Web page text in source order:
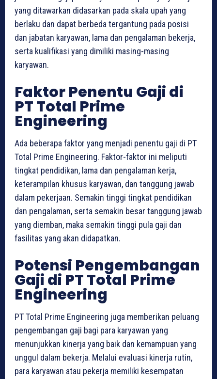
yang ditawarkan didasarkan pada skala upah yang
berlaku dan dapat berbeda tergantung pada posisi
dan jabatan karyawan, lama dan pengalaman bekerja,
serta kualifikasi yang dimiliki masing-masing
karyawan.
Faktor Penentu Gaji di
PT Total Prime
Engineering
Ada beberapa faktor yang menjadi penentu gaji di PT
Total Prime Engineering. Faktor-faktor ini meliputi
tingkat pendidikan, lama dan pengalaman kerja,
keterampilan khusus karyawan, dan tanggung jawab
dalam pekerjaan. Semakin tinggi tingkat pendidikan
dan pengalaman, serta semakin besar tanggung jawab
yang diemban, maka semakin tinggi pula gaji dan
fasilitas yang akan didapatkan.
Potensi Pengembangan
Gaji di PT Total Prime
Engineering
PT Total Prime Engineering juga memberikan peluang
pengembangan gaji bagi para karyawan yang
menunjukkan kinerja yang baik dan kemampuan yang
unggul dalam bekerja. Melalui evaluasi kinerja rutin,
para karyawan atau pekerja memiliki kesempatan